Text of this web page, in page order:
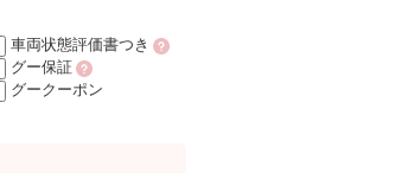
車両状態評価書つき
グー保証
グークーポン